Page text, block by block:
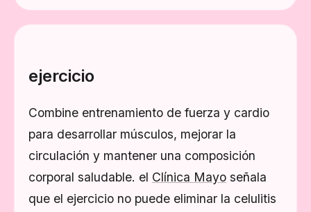
ejercicio
Combine entrenamiento de fuerza y ​​cardio
para desarrollar músculos, mejorar la
circulación y mantener una composición
corporal saludable. el Clínica Mayo señala
que el ejercicio no puede eliminar la celulitis